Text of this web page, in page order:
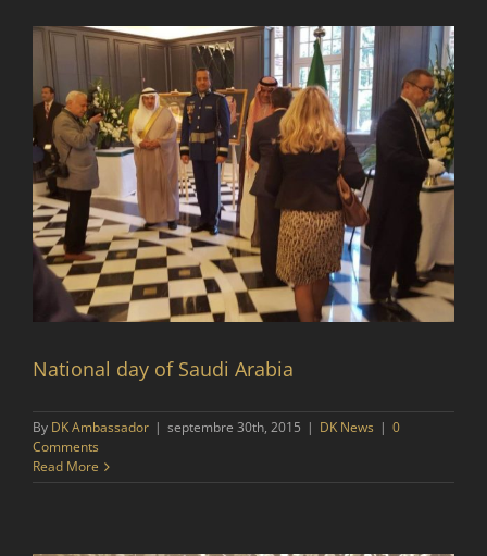
National day of Saudi Arabia
By DK Ambassador | septembre 30th, 2015 | DK News | 0
Comments
Read More